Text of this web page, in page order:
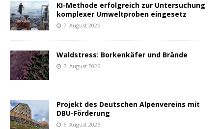
KI-Methode erfolgreich zur Untersuchung
komplexer Umweltproben eingesetz
7. August 2026
Waldstress: Borkenkäfer und Brände
7. August 2026
Projekt des Deutschen Alpenvereins mit
DBU-Förderung
6. August 2026